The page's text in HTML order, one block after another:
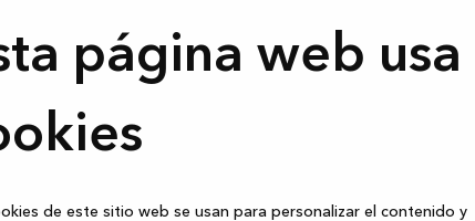
página web usa
de este sitio web se usan para personalizar el contenido y